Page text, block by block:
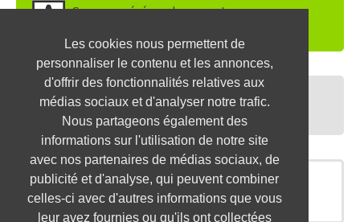
Les cookies nous permettent de
personnaliser le contenu et les annonces,
d'offrir des fonctionnalités relatives aux
médias sociaux et d'analyser notre trafic.
Nous partageons également des
informations sur l'utilisation de notre site
avec nos partenaires de médias sociaux, de
publicité et d'analyse, qui peuvent combiner
celles-ci avec d'autres informations que vous
leur avez fournies ou qu'ils ont collectées
Soyez repéré par les recruteurs,
DEPOSEZ VOTRE CV
Préparez vos entretiens,
TESTEZ-VOUS
OFFRES SIMILAIRES